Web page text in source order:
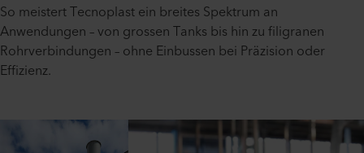
So meistert Tecnoplast ein breites Spektrum an
Anwendungen – von grossen Tanks bis hin zu filigranen
Rohrverbindungen – ohne Einbussen bei Präzision oder
Effizienz.